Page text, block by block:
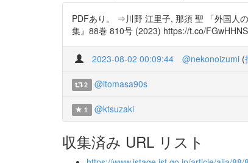
PDFあり。 ⇒川野 江里子, 那須 聖 「外国人
集』88巻 810号 (2023) https://t.co/
2023-08-02 00:09:44 @nekonoizumi (
2 @itomasa90s
1 @ktsuzaki
収集済み URL リスト